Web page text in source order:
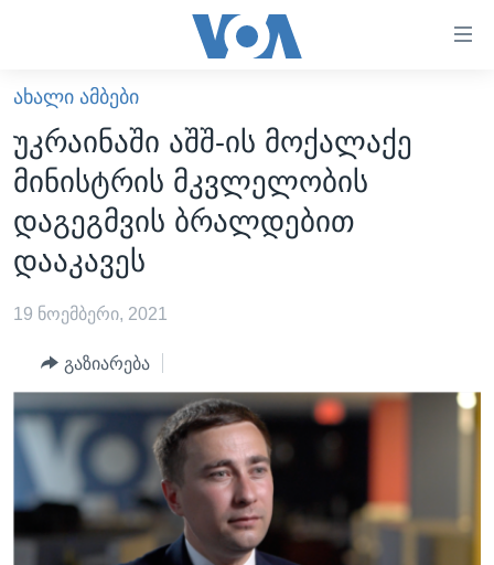
ხელმისაწვდომობისთვის
გადადით
მთავარზე
გადადით
მთავარ
ნავიგაციაზე
გადადით
ძიებაზე
ᲐᲮᲐᲚᲘ ᲐᲛᲑᲔᲑᲘ
ᲡᲐᲥᲐᲠᲗᲕᲔᲚᲝ
ᲐᲨᲨ
ᲐᲨᲨ-ᲘᲡ ᲐᲠᲩᲔᲕᲜᲔᲑᲘ 2024
ᲛᲡᲝᲤᲚᲘᲝ
ᲕᲘᲓᲔᲝᲔᲑᲘ
ᲒᲐᲓᲐᲪᲔᲛᲔᲑᲘ
ᲕᲐᲨᲘᲜᲒᲢᲝᲜᲘ ᲓᲦᲔᲡ
ᲮᲔᲓᲕᲐ ᲕᲐᲨᲘᲜᲒᲢᲝᲜᲘᲓᲐᲜ
ᲡᲢᲣᲓᲘᲐ ᲕᲐᲨᲘᲜᲒᲢᲝᲜᲘ
ᲡᲮᲕᲐ ᲡᲘᲐᲮᲚᲔᲔᲑᲘ
ᲞᲝᲚᲘᲢᲘᲙᲐ
ᲔᲙᲝᲜᲝᲛᲘᲙᲐ
ᲯᲐᲜᲛᲠᲗᲔᲚᲝᲑᲐ
ᲠᲣᲡᲔᲗᲘᲡ ᲨᲔᲭᲠᲐ ᲣᲙᲠᲐᲘᲜᲐᲨᲘ
Learning English
ᲐᲮᲐᲚᲘ ᲐᲛᲑᲔᲑᲘ
უკრაინაში აშშ-ის მოქალაქე
მინისტრის მკვლელობის
დაგეგმვის ბრალდებით
დააკავეს
19 ნოემბერი, 2021
გაზიარება